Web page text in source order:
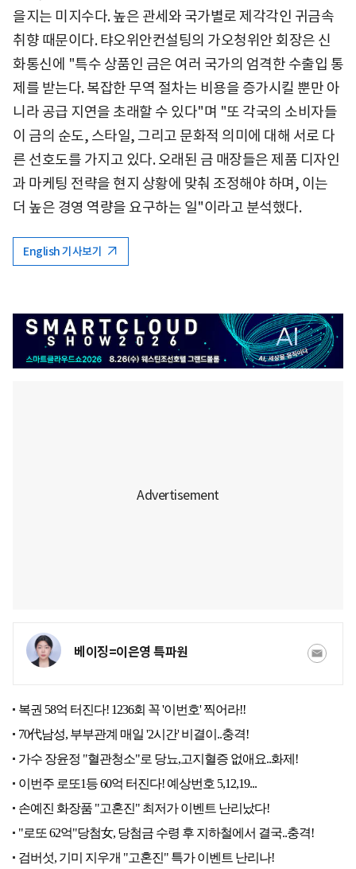
을지는 미지수다. 높은 관세와 국가별로 제각각인 귀금속
취향 때문이다. 탸오위안컨설팅의 가오청위안 회장은 신
화통신에 "특수 상품인 금은 여러 국가의 엄격한 수출입 통
제를 받는다. 복잡한 무역 절차는 비용을 증가시킬 뿐만 아
니라 공급 지연을 초래할 수 있다"며 "또 각국의 소비자들
이 금의 순도, 스타일, 그리고 문화적 의미에 대해 서로 다
른 선호도를 가지고 있다. 오래된 금 매장들은 제품 디자인
과 마케팅 전략을 현지 상황에 맞춰 조정해야 하며, 이는
더 높은 경영 역량을 요구하는 일"이라고 분석했다.
English 기사보기
베이징=이은영 특파원